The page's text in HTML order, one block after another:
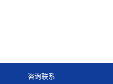
咨询联系